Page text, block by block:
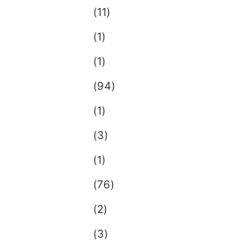
(11)
(1)
(1)
(94)
(1)
(3)
(1)
(76)
(2)
(3)